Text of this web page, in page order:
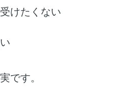
けたくない
です。